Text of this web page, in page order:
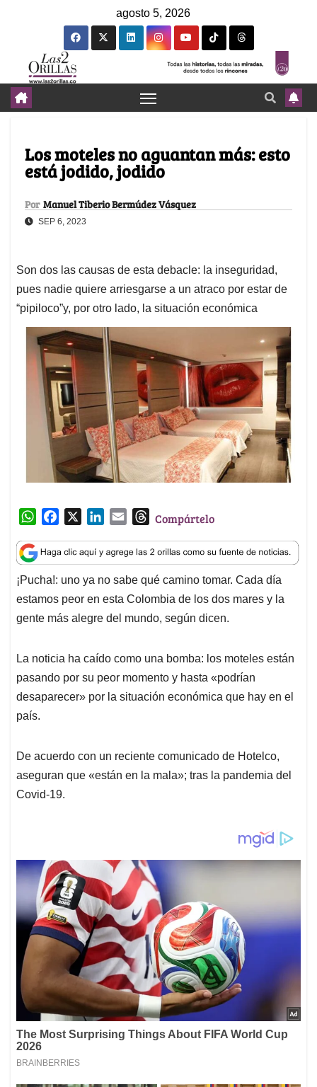
agosto 5, 2026
Los moteles no aguantan más: esto
está jodido, jodido
Por Manuel Tiberio Bermúdez Vásquez
SEP 6, 2023
Son dos las causas de esta debacle: la inseguridad,
pues nadie quiere arriesgarse a un atraco por estar de
“pipiloco”y, por otro lado, la situación económica
W
a
t
s
A
p
c
e
b
o
o
n
k
e
d
I
a
i
l
T
r
e
a
d
s
Compártelo
¡Pucha!: uno ya no sabe qué camino tomar. Cada día
estamos peor en esta Colombia de los dos mares y la
gente más alegre del mundo, según dicen.
La noticia ha caído como una bomba: los moteles están
pasando por su peor momento y hasta «podrían
desaparecer» por la situación económica que hay en el
país.
De acuerdo con un reciente comunicado de Hotelco,
aseguran que «están en la mala»; tras la pandemia del
Covid-19.